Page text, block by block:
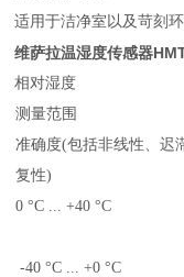
适用于洁净室以及苛刻
维萨拉温湿度传感器
相对湿度
测量范围
准确度(包括非线性、迟
复性)
0 °C ... +40 °C
-40 °C ... +0 °C